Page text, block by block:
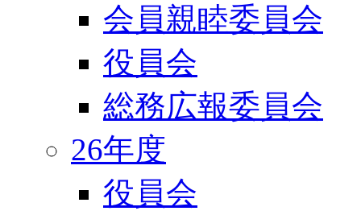
会員親睦委員会
役員会
総務広報委員会
26年度
役員会